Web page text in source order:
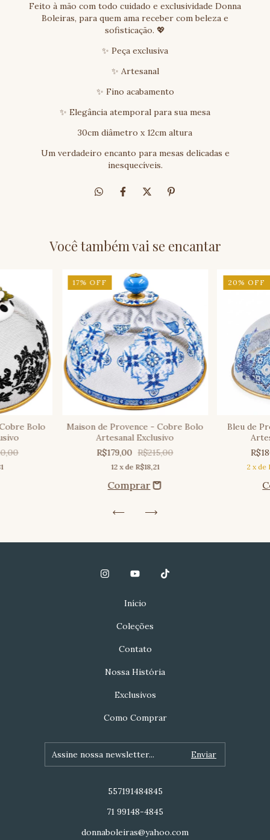
Feito à mão com todo cuidado e exclusividade Donna
Boleiras, para quem ama receber com beleza e
sofisticação. 💖
✨ Peça exclusiva
✨ Artesanal
✨ Fino acabamento
✨ Elegância atemporal para sua mesa
30cm diâmetro x 12cm altura
Um verdadeiro encanto para mesas delicadas e
inesquecíveis.
Você também vai se encantar
Bolo
17% OFF
Maison de Provence - Cobre Bolo
Artesanal Exclusivo
R$179,00 R$215,00
12 x de R$18,21
20 %OFF
Bleu de
2 x de
Início
Coleções
Contato
Nossa História
Exclusivos
Como Comprar
557191484845
71 99148-4845
donnaboleiras@yahoo.com